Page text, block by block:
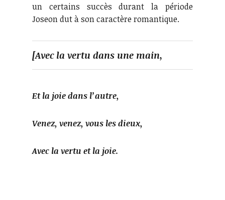
un certains succès durant la période
Joseon dut à son caractère romantique.
[Avec la vertu dans une main,
Et la joie dans l’autre,
Venez, venez, vous les dieux,
Avec la vertu et la joie.